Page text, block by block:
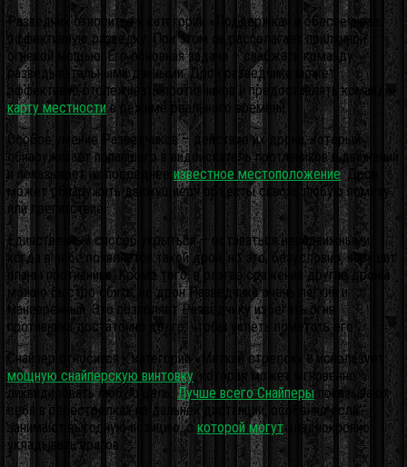
Разведчик относится к категории «Поддержка» и обеспечивает
эффективную разведку. При этом он располагает приличной
огневой мощью. Его основная задача – снабжать команду
разведывательными данными. Дрон разведчика может
эффективно отслеживать противников и предоставлять команде
карту местностив режиме реального времени.
Особое умение Разведчиков – действие их дрона, который
обнаруживает попавшего в видоискатель противников в движении
и показывает их последнее известное местоположение. Дрон
может обнаружить движущиеся объекты сквозь любую помеху
или препятствие.
Единственный способ укрыться – оставаться неподвижными,
когда в небе появляется такой дрон, но это, безусловно, нарушит
планы противника. Кроме того, в разгар сражения другие дроны
можно быстро сбить, но дрон Разведчика очень легкий и
маневренный. Это позволяет Разведчику избегать огня
противника достаточно долго, чтобы успеть пометить его.
Снайпер относится к категории «Меткий стрелок» и использует
мощную снайперскую винтовку , которая может мгновенно
ликвидировать любую цель. Лучше всего Снайперыпоказывают
себя в перестрелках на дальней дистанции, особенно если
занимают выгодную позицию, скоторой могутхладнокровно
укладывать врагов.